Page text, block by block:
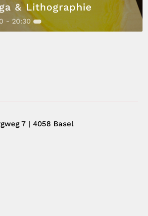
& Lithographie
- 20:30
7 | 4058 Basel